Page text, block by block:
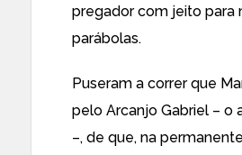
pregador com jeito para
parábolas.
Puseram a correr que
pelo Arcanjo Gabriel – o
–, de que, na